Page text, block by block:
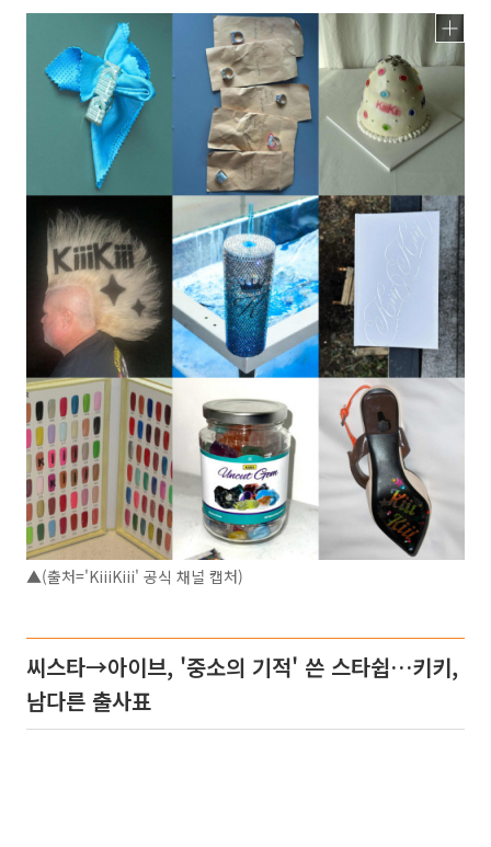
▲(출처='KiiiKiii' 공식 채널 캡처)
씨스타→아이브, '중소의 기적' 쓴 스타쉽…키키,
남다른 출사표